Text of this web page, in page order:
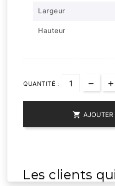
Largeur
Hauteur
QUANTITÉ :
 AJOUTER
Les clients